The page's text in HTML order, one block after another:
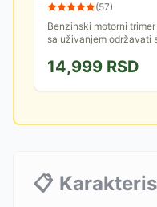
(57)
Benzinski motorni
sa uživanjem održavati
14,999 RSD
📋